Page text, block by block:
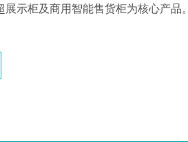
示柜及商用智能售货柜为核心产品。